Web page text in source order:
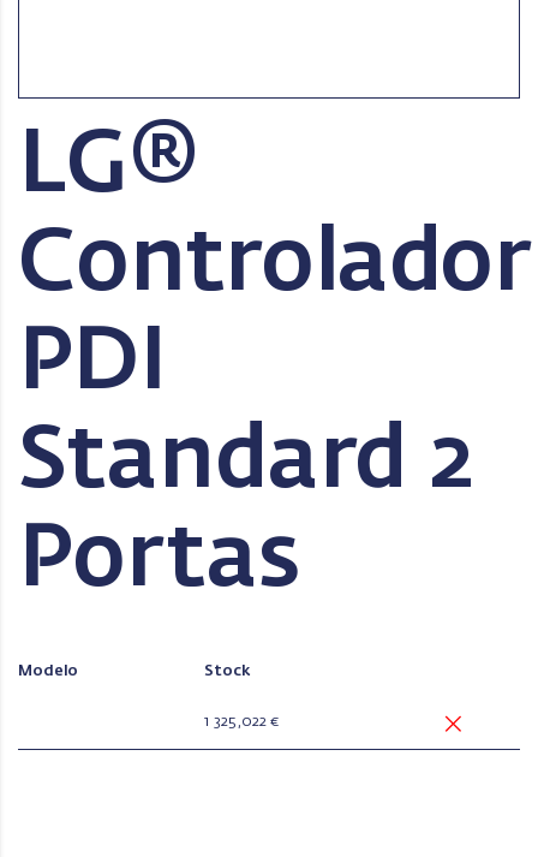
LG®
Controlador
PDI
Standard 2
Portas
Modelo Stock
1 325,022 €